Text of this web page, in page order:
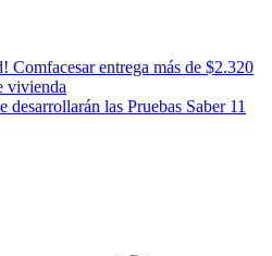
Comfacesar entrega más de $2.320
vivienda
desarrollarán las Pruebas Saber 11